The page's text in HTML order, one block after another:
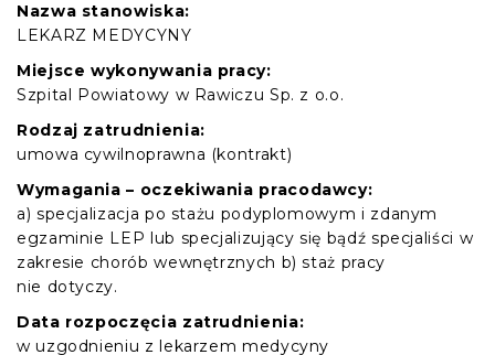
Nazwa stanowiska:
LEKARZ MEDYCYNY
Miejsce wykonywania pracy:
Szpital Powiatowy w Rawiczu Sp. z o.o.
Rodzaj zatrudnienia:
umowa cywilnoprawna (kontrakt)
Wymagania – oczekiwania pracodawcy:
a) specjalizacja po stażu podyplomowym i zdanym
egzaminie LEP lub specjalizujący się bądź specjaliści w
zakresie chorób wewnętrznych b) staż pracy
nie dotyczy.
Data rozpoczęcia zatrudnienia:
w uzgodnieniu z lekarzem medycyny